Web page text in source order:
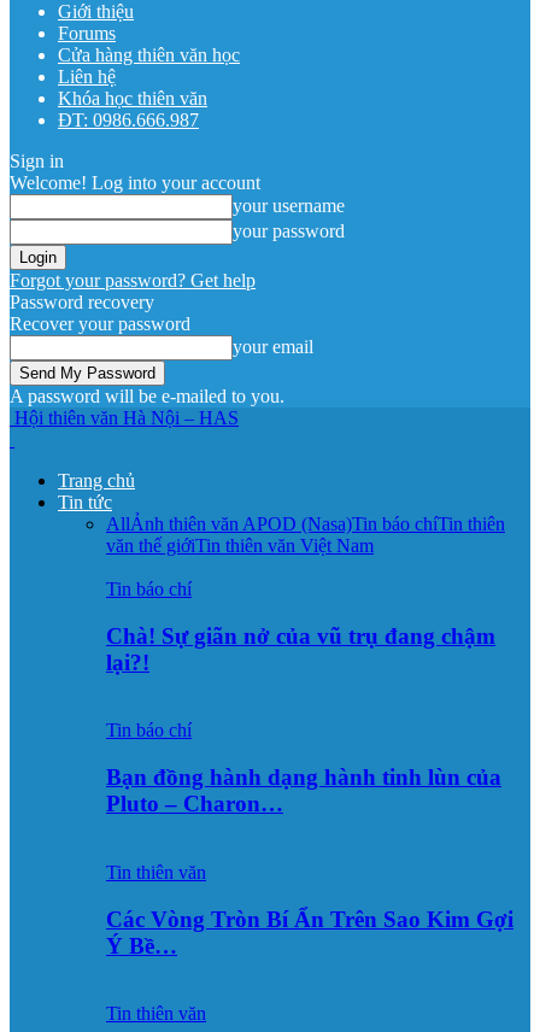
Giới thiệu
Forums
Cửa hàng thiên văn học
Liên hệ
Khóa học thiên văn
ĐT: 0986.666.987
Sign in
Welcome! Log into your account
your username
your password
Forgot your password? Get help
Password recovery
Recover your password
your email
A password will be e-mailed to you.
Hội thiên văn Hà Nội – HAS
Trang chủ
Tin tức
AllẢnh thiên văn APOD (Nasa)Tin báo chíTin thiên
văn thế giớiTin thiên văn Việt Nam
Tin báo chí
Chà! Sự giãn nở của vũ trụ đang chậm
lại?!
Tin báo chí
Bạn đồng hành dạng hành tinh lùn của
Pluto – Charon…
Tin thiên văn
Các Vòng Tròn Bí Ẩn Trên Sao Kim Gợi
Ý Bề…
Tin thiên văn